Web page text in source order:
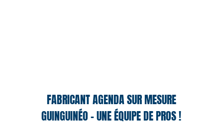
FABRICANT AGENDA SUR MESURE
GUINGUINÉO – UNE ÉQUIPE DE PROS !